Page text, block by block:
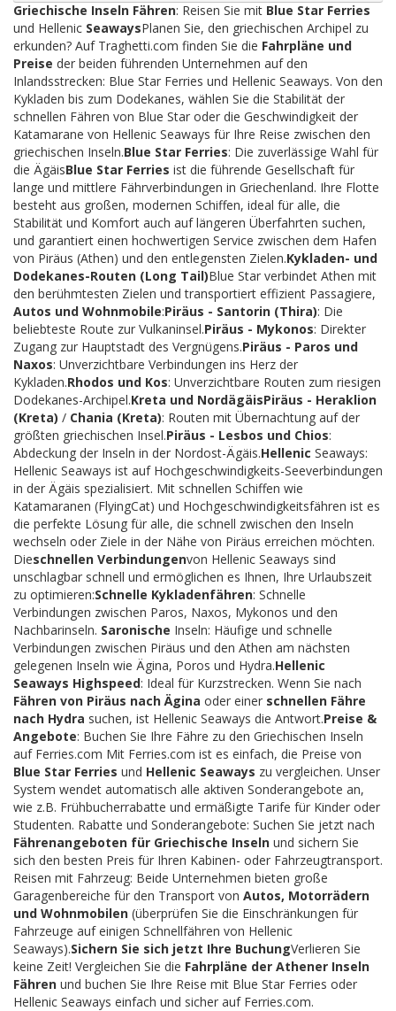
Griechische Inseln Fähren: Reisen Sie mit Blue Star Ferries
und Hellenic SeawaysPlanen Sie, den griechischen Archipel zu
erkunden? Auf Traghetti.com finden Sie die Fahrpläne und
Preise der beiden führenden Unternehmen auf den
Inlandsstrecken: Blue Star Ferries und Hellenic Seaways. Von den
Kykladen bis zum Dodekanes, wählen Sie die Stabilität der
schnellen Fähren von Blue Star oder die Geschwindigkeit der
Katamarane von Hellenic Seaways für Ihre Reise zwischen den
griechischen Inseln.Blue Star Ferries: Die zuverlässige Wahl für
die ÄgäisBlue Star Ferries ist die führende Gesellschaft für
lange und mittlere Fährverbindungen in Griechenland. Ihre Flotte
besteht aus großen, modernen Schiffen, ideal für alle, die
Stabilität und Komfort auch auf längeren Überfahrten suchen,
und garantiert einen hochwertigen Service zwischen dem Hafen
von Piräus (Athen) und den entlegensten Zielen.Kykladen- und
Dodekanes-Routen (Long Tail)Blue Star verbindet Athen mit
den berühmtesten Zielen und transportiert effizient Passagiere,
Autos und Wohnmobile:Piräus - Santorin (Thira): Die
beliebteste Route zur Vulkaninsel.Piräus - Mykonos: Direkter
Zugang zur Hauptstadt des Vergnügens.Piräus - Paros und
Naxos: Unverzichtbare Verbindungen ins Herz der
Kykladen.Rhodos und Kos: Unverzichtbare Routen zum riesigen
Dodekanes-Archipel.Kreta und NordägäisPiräus - Heraklion
(Kreta) / Chania (Kreta): Routen mit Übernachtung auf der
größten griechischen Insel.Piräus - Lesbos und Chios:
Abdeckung der Inseln in der Nordost-Ägäis.Hellenic Seaways:
Hellenic Seaways ist auf Hochgeschwindigkeits-Seeverbindungen
in der Ägäis spezialisiert. Mit schnellen Schiffen wie
Katamaranen (FlyingCat) und Hochgeschwindigkeitsfähren ist es
die perfekte Lösung für alle, die schnell zwischen den Inseln
wechseln oder Ziele in der Nähe von Piräus erreichen möchten.
Dieschnellen Verbindungenvon Hellenic Seaways sind
unschlagbar schnell und ermöglichen es Ihnen, Ihre Urlaubszeit
zu optimieren:Schnelle Kykladenfähren: Schnelle
Verbindungen zwischen Paros, Naxos, Mykonos und den
Nachbarinseln. Saronische Inseln: Häufige und schnelle
Verbindungen zwischen Piräus und den Athen am nächsten
gelegenen Inseln wie Ägina, Poros und Hydra.Hellenic
Seaways Highspeed: Ideal für Kurzstrecken. Wenn Sie nach
Fähren von Piräus nach Ägina oder einer schnellen Fähre
nach Hydra suchen, ist Hellenic Seaways die Antwort.Preise &
Angebote: Buchen Sie Ihre Fähre zu den Griechischen Inseln
auf Ferries.com Mit Ferries.com ist es einfach, die Preise von
Blue Star Ferries und Hellenic Seaways zu vergleichen. Unser
System wendet automatisch alle aktiven Sonderangebote an,
wie z.B. Frühbucherrabatte und ermäßigte Tarife für Kinder oder
Studenten. Rabatte und Sonderangebote: Suchen Sie jetzt nach
Fährenangeboten für Griechische Inseln und sichern Sie
sich den besten Preis für Ihren Kabinen- oder Fahrzeugtransport.
Reisen mit Fahrzeug: Beide Unternehmen bieten große
Garagenbereiche für den Transport von Autos, Motorrädern
und Wohnmobilen (überprüfen Sie die Einschränkungen für
Fahrzeuge auf einigen Schnellfähren von Hellenic
Seaways).Sichern Sie sich jetzt Ihre BuchungVerlieren Sie
keine Zeit! Vergleichen Sie die Fahrpläne der Athener Inseln
Fähren und buchen Sie Ihre Reise mit Blue Star Ferries oder
Hellenic Seaways einfach und sicher auf Ferries.com.